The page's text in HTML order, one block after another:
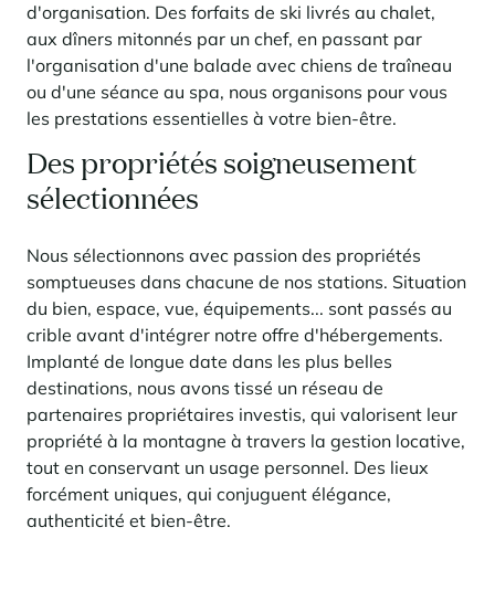
d'organisation. Des forfaits de ski livrés au chalet,
aux dîners mitonnés par un chef, en passant par
l'organisation d'une balade avec chiens de traîneau
ou d'une séance au spa, nous organisons pour vous
les prestations essentielles à votre bien-être.
Des propriétés soigneusement
sélectionnées
Nous sélectionnons avec passion des propriétés
somptueuses dans chacune de nos stations. Situation
du bien, espace, vue, équipements... sont passés au
crible avant d'intégrer notre offre d'hébergements.
Implanté de longue date dans les plus belles
destinations, nous avons tissé un réseau de
partenaires propriétaires investis, qui valorisent leur
propriété à la montagne à travers la gestion locative,
tout en conservant un usage personnel. Des lieux
forcément uniques, qui conjuguent élégance,
authenticité et bien-être.